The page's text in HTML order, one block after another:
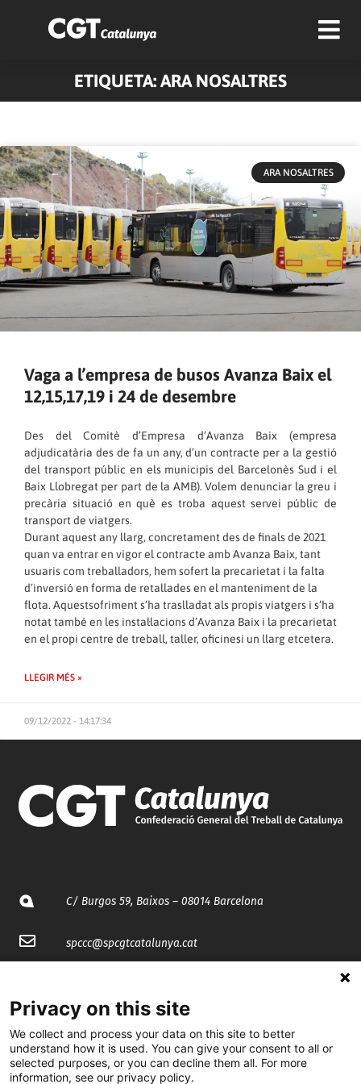
ETIQUETA: ARA NOSALTRES
ARA NOSALTRES
Vaga a l’empresa de busos Avanza Baix el
12,15,17,19 i 24 de desembre
Des del Comitè d’Empresa d’Avanza Baix (empresa
adjudicatària des de fa un any, d’un contracte per a la gestió
del transport públic en els municipis del Barcelonès Sud i el
Baix Llobregat per part de la AMB). Volem denunciar la greu i
precària situació en què es troba aquest servei públic de
transport de viatgers.
Durant aquest any llarg, concretament des de finals de 2021
quan va entrar en vigor el contracte amb Avanza Baix, tant
usuaris com treballadors, hem sofert la precarietat i la falta
d’inversió en forma de retallades en el manteniment de la
flota. Aquestsofriment s’ha traslladat als propis viatgers i s’ha
notat també en les instal·lacions d’Avanza Baix i la precarietat
en el propi centre de treball, taller, oficinesi un llarg etcetera.
LLEGIR MÉS »
09/12/2022 - 14:17:34
C/ Burgos 59, Baixos – 08014 Barcelona
spccc@spcgtcatalunya.cat
@CGTCatalunya
cgtcatalunya
Privacy on this site
We collect and process your data on this site to better
understand how it is used. You can give your consent to all or
selected purposes, or you can decline them all. For more
information, see our privacy policy.